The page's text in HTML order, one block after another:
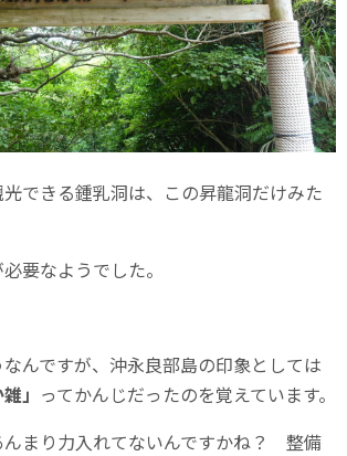
できる鍾乳洞は、この昇龍洞だけみた
要なようでした。
んですが、沖永良部島の印象としては
」 ってかんじだったのを覚えています。
んまり力入れてないんですかね？ 整備